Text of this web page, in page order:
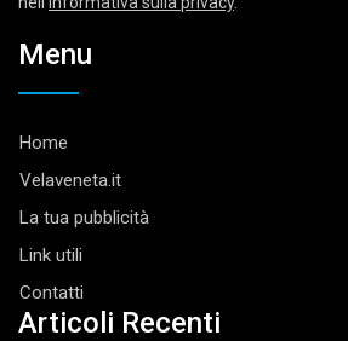
Menu
Home
Velaveneta.it
La tua pubblicità
Link utili
Contatti
Articoli Recenti